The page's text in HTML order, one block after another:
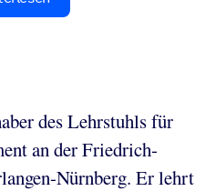
des Lehrstuhls für
an der Friedrich-
Nürnberg. Er lehrt